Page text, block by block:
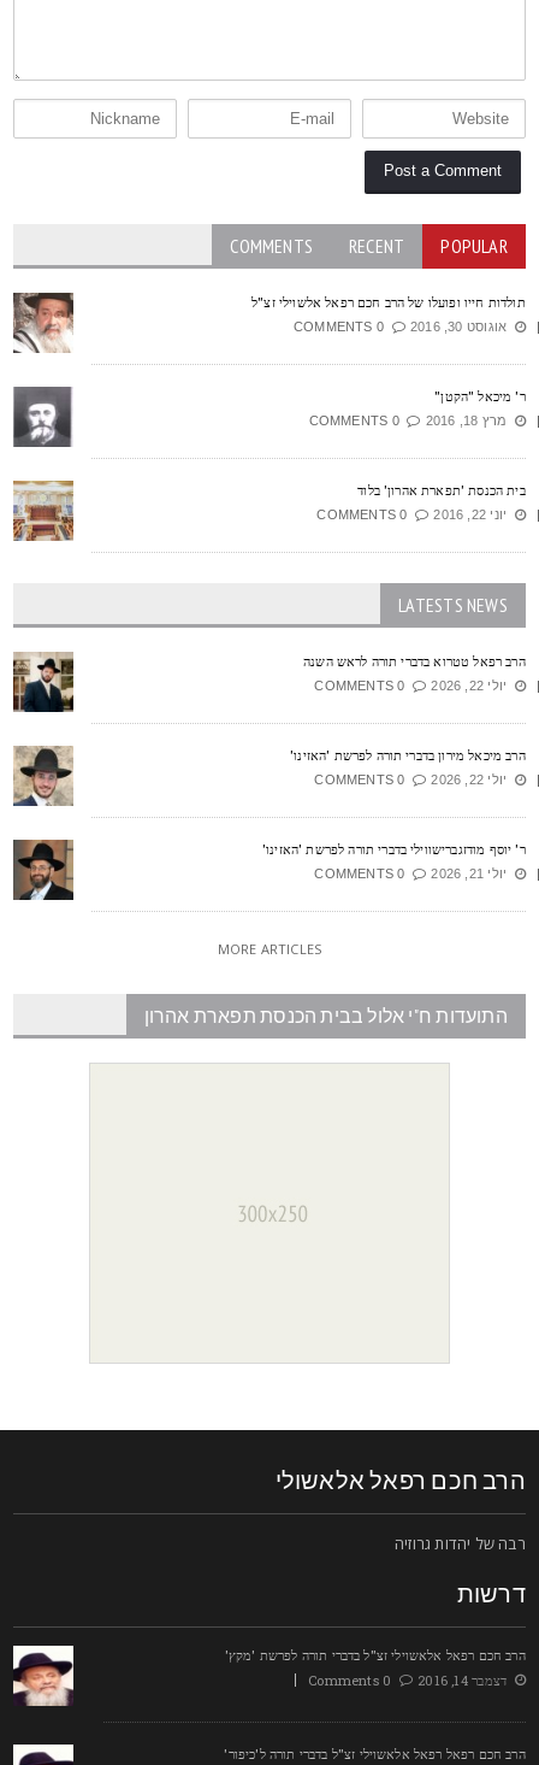
POPULAR
RECENT
COMMENTS
חייו ופועלו של הרב חכם רפאל אלשוילי זצ"ל
אוגוסט 30, 2016 0 COMMENTS
מיכאל "הקטן"
מרץ 18, 2016 0 COMMENTS
הכנסת 'תפארת אהרון' בלוד
יוני 22, 2016 0 COMMENTS
LATESTS NEWS
רפאל טטרוא בדברי תורה לראש השנה
יולי 22, 2026 0 COMMENTS
מיכאל מירון בדברי תורה לפרשת 'האזינו'
יולי 22, 2026 0 COMMENTS
יוסף מודזגברישווילי בדברי תורה לפרשת 'האזינו'
יולי 21, 2026 0 COMMENTS
MORE ARTICLES
התועדות ח"י אלול בבית הכנסת תפארת אהרון
חכם רפאל אלאשולי
של יהדות גרוזיה
חכם רפאל אלאשוילי זצ"ל בדברי תורה לפרשת 'מקץ'
דצמבר 14, 2016
0 Comments
חכם רפאל רפאל אלאשוילי זצ"ל בדברי תורה ל'כיפור'